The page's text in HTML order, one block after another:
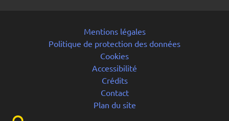
Mentions légales
Politique de protection des données
Cookies
Accessibilité
Crédits
Contact
Plan du site